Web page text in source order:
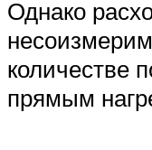
Однако
количестве
прямым